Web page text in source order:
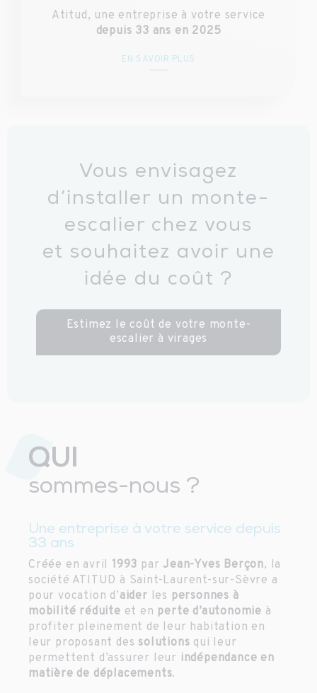
Atitud, une entreprise à votre service
depuis 33 ans en 2025
EN SAVOIR PLUS
Vous envisagez
d’installer un monte-
escalier chez vous
et souhaitez avoir une
idée du coût ?
Estimez le coût de votre monte-
escalier à virages
QUI
sommes-nous ?
Une entreprise à votre service depuis
33 ans
Créée en avril 1993 parJean-Yves Berçon, la
société ATITUD à Saint-Laurent-sur-Sèvre a
pour vocation d’aider les personnes à
mobilité réduite et en perte d’autonomie à
profiter pleinement de leur habitation en
leur proposant des solutions qui leur
permettent d’assurer leur indépendance en
matière de déplacements.